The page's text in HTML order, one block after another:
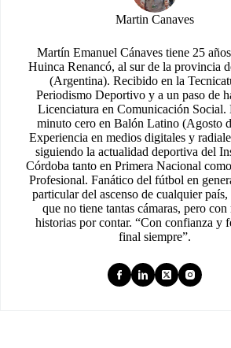
Martin Canaves
Martín Emanuel Cánaves tiene 25
Huinca Renancó, al sur de la provincia
(Argentina). Recibido en la
Periodismo Deportivo y a un paso de
Licenciatura en Comunicación Social.
minuto cero en Balón Latino (Agosto
Experiencia en medios digitales y
siguiendo la actualidad deportiva del
Córdoba tanto en Primera Nacional
Profesional. Fanático del fútbol en
particular del ascenso de cualquier
que no tiene tantas cámaras, pero con
historias por contar. “Con confianza y
final siempre”.